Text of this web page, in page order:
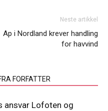
Neste artikkel
Ap i Nordland krever handling
for havvind
FORFATTER
ansvar Lofoten og